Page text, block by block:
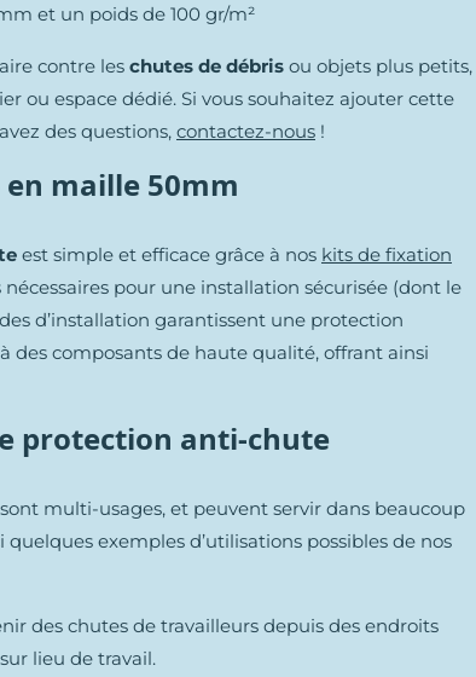
et un poids de 100 gr/m²
contre les chutes de débris ou objets plus petits,
ou espace dédié. Si vous souhaitez ajouter cette
des questions, contactez-nous !
maille 50mm
est simple et efficace grâce à nos kits de fixation
pour une installation sécurisée (dont le
d’installation garantissent une protection
des composants de haute qualité, offrant ainsi
protection anti-chute
sont multi-usages, et peuvent servir dans beaucoup
exemples d’utilisations possibles de nos
des chutes de travailleurs depuis des endroits
lieu de travail.